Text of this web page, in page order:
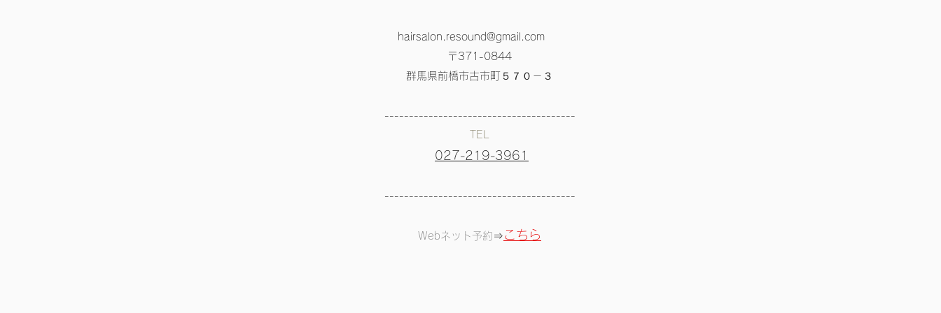
hairsalon.resound@gmail.com
〒371-0844
群馬県前橋市古市町５７０－３
---------------------------------------
TEL
027-219-3961
---------------------------------------
Webネット予約 ⇒ こちら